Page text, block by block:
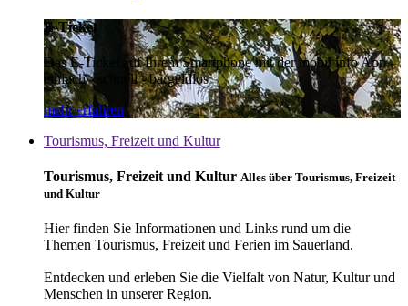
E-Ticket
Das E-Ticket auf Ihrem Smartphone mit der mobil info App -
einfach - schnell - bargeldlos
mehr erfahren
Tourismus, Freizeit und Kultur
Tourismus, Freizeit und Kultur Alles über Tourismus, Freizeit
und Kultur
Hier finden Sie Informationen und Links rund um die
Themen Tourismus, Freizeit und Ferien im Sauerland.
Entdecken und erleben Sie die Vielfalt von Natur, Kultur und
Menschen in unserer Region.